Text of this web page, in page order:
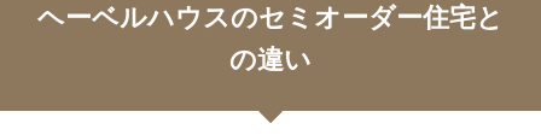
ヘーベルハウスのセミオーダー住宅と
の違い